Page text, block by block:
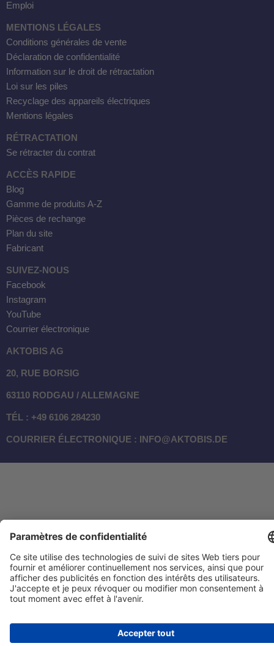
Emploi
MENTIONS LÉGALES
Conditions générales de vente
Déclaration de confidentialité
Information sur le droit de rétractation
Loi sur les piles
Recyclage des appareils électriques
Mentions légales
RÉTRACTATION
Se rétracter du contrat
ACCÈS RAPIDE
Blog
Gamme de produits A-Z
Pièces de rechange
Plan du site
Fabricant
SUIVEZ-NOUS
Facebook
Instagram
YouTube
Courrier électronique
AKTOBIS AG
20, RUE BORSIG
63110 RODGAU / ALLEMAGNE
TÉL : +49 6106 284230
COURRIER ÉLECTRONIQUE : INFO@AKTOBIS.DE